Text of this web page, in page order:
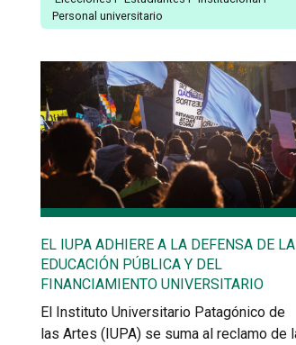
Personal universitario
EL IUPA ADHIERE A LA DEFENSA DE LA
EDUCACIÓN PÚBLICA Y DEL
FINANCIAMIENTO UNIVERSITARIO
El Instituto Universitario Patagónico de
las Artes (IUPA) se suma al reclamo de